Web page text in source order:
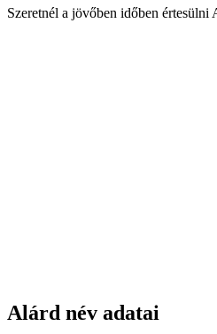
Szeretnél a jövőben időben
Alárd név adatai